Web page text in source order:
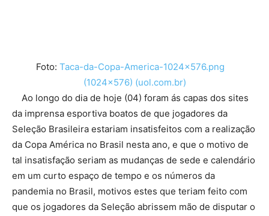
Foto: Taca-da-Copa-America-1024×576.png
(1024×576) (uol.com.br)
Ao longo do dia de hoje (04) foram ás capas dos sites
da imprensa esportiva boatos de que jogadores da
Seleção Brasileira estariam insatisfeitos com a realização
da Copa América no Brasil nesta ano, e que o motivo de
tal insatisfação seriam as mudanças de sede e calendário
em um curto espaço de tempo e os números da
pandemia no Brasil, motivos estes que teriam feito com
que os jogadores da Seleção abrissem mão de disputar o